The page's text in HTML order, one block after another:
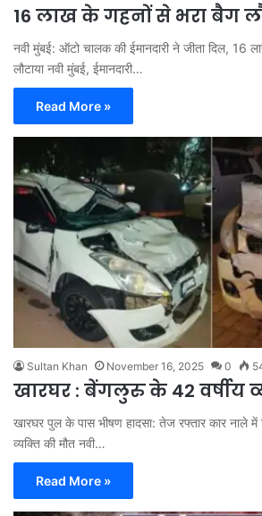
16 लाख के गहनों से भरा बैग
नवी मुंबई: ऑटो चालक की ईमानदारी ने जीता दिल, 16
लौटाया नवी मुंबई, ईमानदारी…
Read More »
Sultan Khan November 16, 2025 0
खारघर : बेंगलुरु के 42 वर्षीय
खारघर पुल के पास भीषण हादसा: तेज रफ्तार कार नाले में
व्यक्ति की मौत नवी…
Read More »